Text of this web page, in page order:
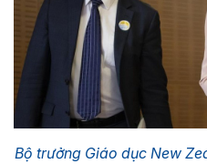
Bộ trưởng Giáo dục New